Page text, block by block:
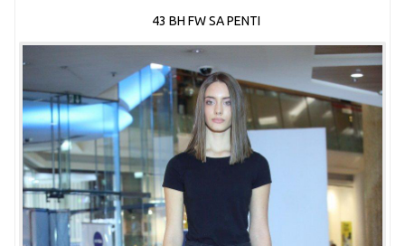
43 BH FW SA PENTI